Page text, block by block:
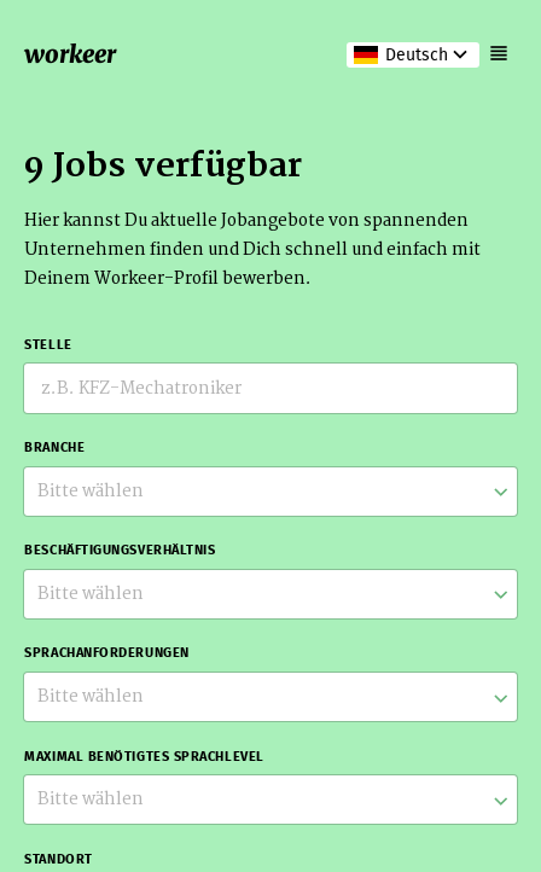
workeer Deutsch
9 Jobs verfügbar
Hier kannst Du aktuelle Jobangebote von spannenden
Unternehmen finden und Dich schnell und einfach mit
Deinem Workeer-Profil bewerben.
STELLE
BRANCHE
Bitte wählen
BESCHÄFTIGUNGSVERHÄLTNIS
Bitte wählen
SPRACHANFORDERUNGEN
Bitte wählen
MAXIMAL BENÖTIGTES SPRACHLEVEL
Bitte wählen
STANDORT